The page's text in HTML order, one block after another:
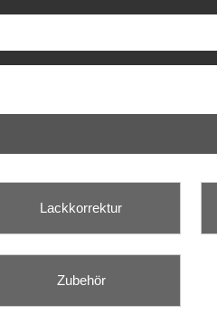
Lackkorrektur
Zubehör